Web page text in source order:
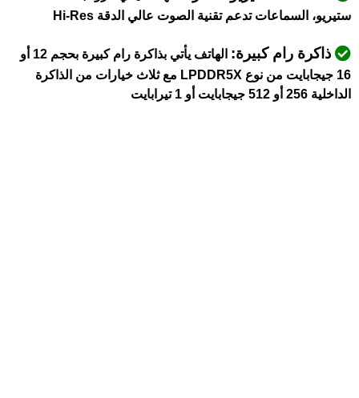
ستيريو، السماعات تدعم تقنية الصوت عالي الدقة Hi-Res
ذاكرة رام كبيرة:
الهاتف يأتي بذاكرة رام كبيرة بحجم 12 أو
16 جيجابايت من نوع LPDDR5X مع ثلاث خيارات من الذاكرة
الداخلية 256 أو 512 جيجابايت أو 1 تيرابايت